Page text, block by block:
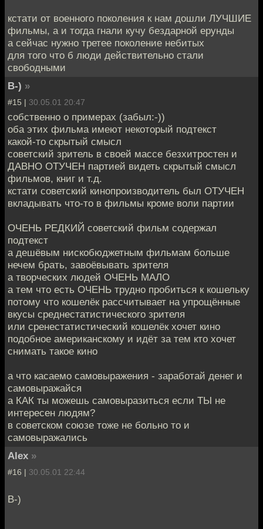
кстати от военного поколения к нам дошли ЛУЧШИЕ
фильмы, а и тогда гнали кучу бездарной ерунды
а сейчас нужно третее поколение небитых
для того что б люди действительно стали
свободными
B-) »
#15 | 30.05.01 20:47
собственно о примерах (забыл:-))
оба этих фильма имеют некоторый подтекст
какой-то скрытый смысл
советский зритель в своей массе безхитростен и
ДАВНО ОТУЧЕН партией видеть скрытый смысл
фильмов, книг и т.д.
кстати советский кинопроизводитель был ОТУЧЕН
вкладывать что-то в фильмы кроме воли партии
ОЧЕНЬ РЕДКИЙ советский фильм содержал
подтекст
а дешёвым нискобюджетным фильмам больше
нечем брать, завоёвывать зрителя
а творческих людей ОЧЕНЬ МАЛО
а тем что есть ОЧЕНЬ трудно пробиться к кошельку
потому что кошелёк рассчитывает на упрощённые
вкусы среднестатистического зрителя
или сренестатистический кошелёк хочет кино
подобное американскому и идёт за тем кто хочет
снимать такое кино
а что касаемо самовыражения - заработай денег и
самовыражайся
а КАК ты можешь самовыразиться если ТЫ не
интересен людям?
в советском союзе тоже не больно то и
самовыражались
Alex »
#16 | 30.05.01 22:44
B-)